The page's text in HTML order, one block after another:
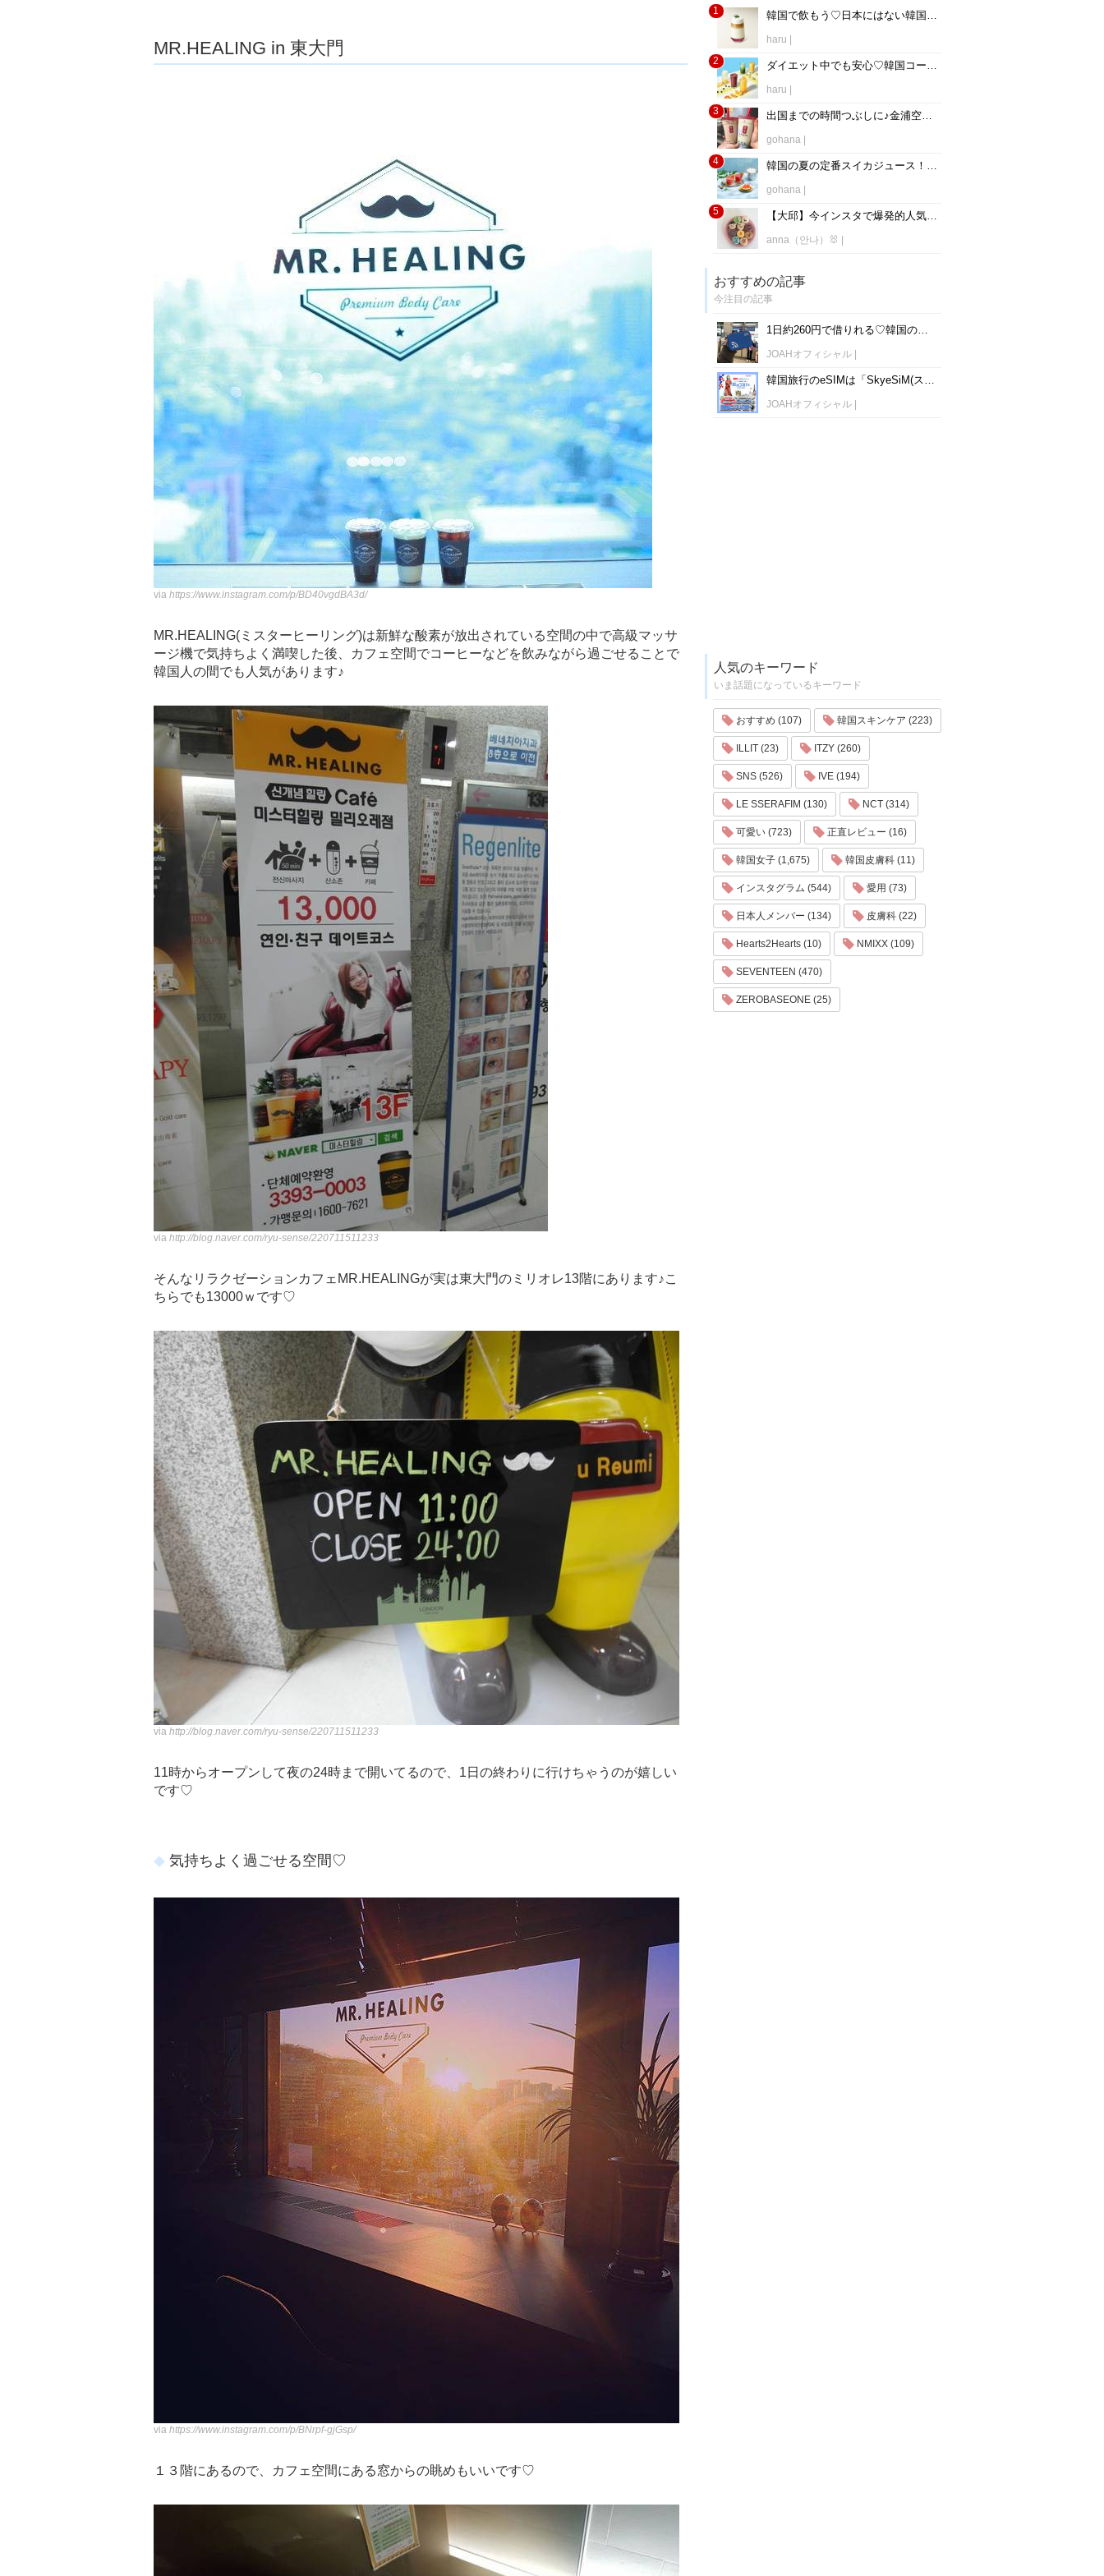
-
MR.HEALING in 東大門
via https://www.instagram.com/p/BD40vgdBA3d/
MR.HEALING(ミスターヒーリング)は新鮮な酸素が放出されている空間の中で高級マッサ
ージ機で気持ちよく満喫した後、カフェ空間でコーヒーなどを飲みながら過ごせることで
韓国人の間でも人気があります♪
via http://blog.naver.com/ryu-sense/220711511233
そんなリラクゼーションカフェMR.HEALINGが実は東大門のミリオレ13階にあります♪こ
ちらでも13000ｗです♡
via http://blog.naver.com/ryu-sense/220711511233
11時からオープンして夜の24時まで開いてるので、1日の終わりに行けちゃうのが嬉しい
です♡
気持ちよく過ごせる空間♡
via https://www.instagram.com/p/BNrpf-gjGsp/
１３階にあるので、カフェ空間にある窓からの眺めもいいです♡
1 韓国で飲もう♡日本にはない韓国スタバ限定のおすすめメニュー♡
haru
2
ダイエット中でも安心♡韓国コーヒーチェーン店で飲める美味しい低カロリー飲料！
haru
3
出国までの時間つぶしに♪金浦空港にあるカフェ特集♡
gohana|
4
韓国の夏の定番スイカジュース！韓国大手チェーン店のスイカジュースまとめ♡
gohana|
5
【大邱】今インスタで爆発的人気♡かわいすぎるマカロンが売ってるお店「ROMANTIQUE」って？♡
anna（안나）🐰
おすすめの記事
今注目の記事
1日約260円で借りれる♡韓国のWiFiレンタルおすすめ「WiFi弁当(WiFi Dosirak)」
JOAHオフィシャル|
韓国旅行のeSIMは「SkyeSiM(スカイイーシム)」！1日単位で最安値380円から利用可能！
JOAHオフィシャル|
人気のキーワード
いま話題になっているキーワード
おすすめ (107) 韓国スキンケア (223)
ILLIT (23) ITZY (260)
SNS (526) IVE (194)
LE SSERAFIM (130) NCT (314)
可愛い (723) 正直レビュー (16)
韓国女子 (1,675) 韓国皮膚科 (11)
インスタグラム (544) 愛用 (73)
日本人メンバー (134) 皮膚科 (22)
Hearts2Hearts (10) NMIXX (109)
SEVENTEEN (470)
ZEROBASEONE (25)